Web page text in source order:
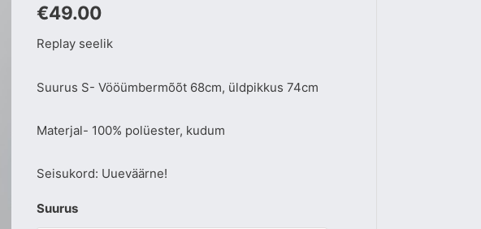
€49.00
Replay seelik
Suurus S- Vööümbermõõt 68cm, üldpikkus 74cm
Materjal- 100% polüester, kudum
Seisukord: Uueväärne!
Suurus